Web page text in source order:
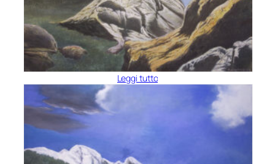
Leggi tutto